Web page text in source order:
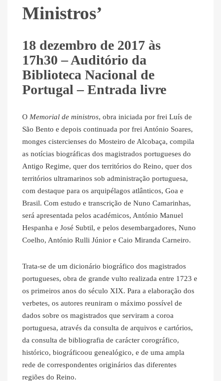
Ministros’
18 dezembro de 2017 às
17h30 – Auditório da
Biblioteca Nacional de
Portugal – Entrada livre
O Memorial de ministros, obra iniciada por frei Luís de
São Bento e depois continuada por frei António Soares,
monges cistercienses do Mosteiro de Alcobaça, compila
as notícias biográficas dos magistrados portugueses do
Antigo Regime, quer dos territórios do Reino, quer dos
territórios ultramarinos sob administração portuguesa,
com destaque para os arquipélagos atlânticos, Goa e
Brasil. Com estudo e transcrição de Nuno Camarinhas,
será apresentada pelos académicos, António Manuel
Hespanha e José Subtil, e pelos desembargadores, Nuno
Coelho, António Rulli Júnior e Caio Miranda Carneiro.
Trata-se de um dicionário biográfico dos magistrados
portugueses, obra de grande vulto realizada entre 1723 e
os primeiros anos do século XIX. Para a elaboração dos
verbetes, os autores reuniram o máximo possível de
dados sobre os magistrados que serviram a coroa
portuguesa, através da consulta de arquivos e cartórios,
da consulta de bibliografia de carácter corográfico,
histórico, biográficoou genealógico, e de uma ampla
rede de correspondentes originários das diferentes
regiões do Reino.